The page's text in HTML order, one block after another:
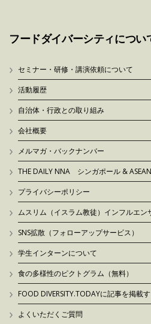
フードダイバーシティについ
セミナー・研修・講演依頼について
活動履歴
自治体・行政との取り組み
会社概要
メルマガ・バックナンバー
THE DAILY NNA シンガポール &
プライバシーポリシー
ムスリム（イスラム教徒）インフルエン
SNS拡散（フォローアップサービス）
学生インターンについて
食の多様性のピクトグラム（無料）
FOOD DIVERSITY.TODAYに記事を掲載
よくいただくご質問